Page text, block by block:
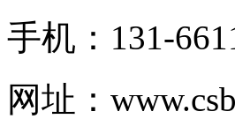
手机：131-
网址：